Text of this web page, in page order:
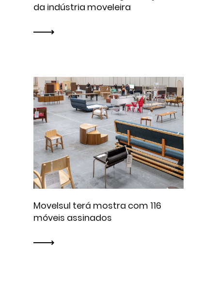
da indústria moveleira
Movelsul terá mostra com 116
móveis assinados